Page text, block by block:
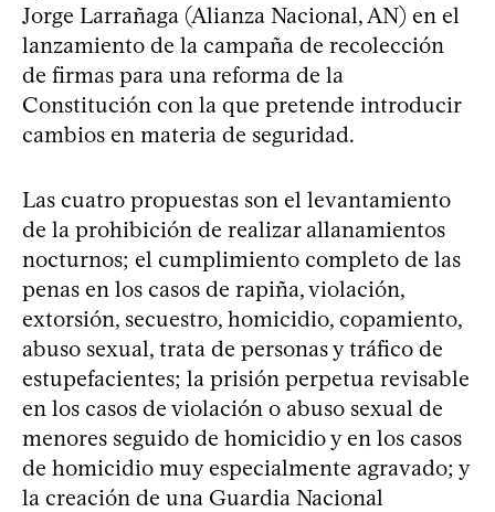
Jorge Larrañaga (Alianza Nacional, AN) en el
lanzamiento de la campaña de recolección
de firmas para una reforma de la
Constitución con la que pretende introducir
cambios en materia de seguridad.
Las cuatro propuestas son el levantamiento
de la prohibición de realizar allanamientos
nocturnos; el cumplimiento completo de las
penas en los casos de rapiña, violación,
extorsión, secuestro, homicidio, copamiento,
abuso sexual, trata de personas y tráfico de
estupefacientes; la prisión perpetua revisable
en los casos de violación o abuso sexual de
menores seguido de homicidio y en los casos
de homicidio muy especialmente agravado; y
la creación de una Guardia Nacional